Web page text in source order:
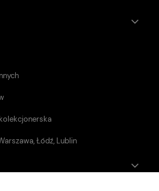
Łódź, Lublin